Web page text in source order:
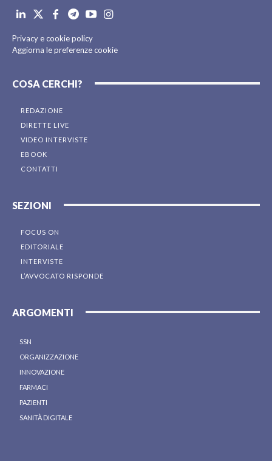
Privacy e cookie policy
Aggiorna le preferenze cookie
COSA CERCHI?
REDAZIONE
DIRETTE LIVE
VIDEO INTERVISTE
EBOOK
CONTATTI
SEZIONI
FOCUS ON
EDITORIALE
INTERVISTE
L’AVVOCATO RISPONDE
ARGOMENTI
SSN
ORGANIZZAZIONE
INNOVAZIONE
FARMACI
PAZIENTI
SANITÀ DIGITALE